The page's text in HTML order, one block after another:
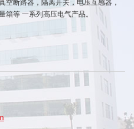
空断路器，隔离开关，电压互感器，
箱等 一系列高压电气产品。